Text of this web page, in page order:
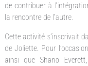
de contribuer à
la rencontre de l’autre.
Cette activité s’inscrivait
de Joliette. Pour
ainsi que Shano